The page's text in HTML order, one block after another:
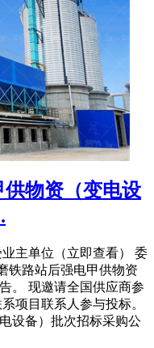
物资（变电设
主单位（立即查看） 委
铁路站后强电甲供物资
。 现邀请全国供应商参
项目联系人参与投标。
设备）批次招标采购公